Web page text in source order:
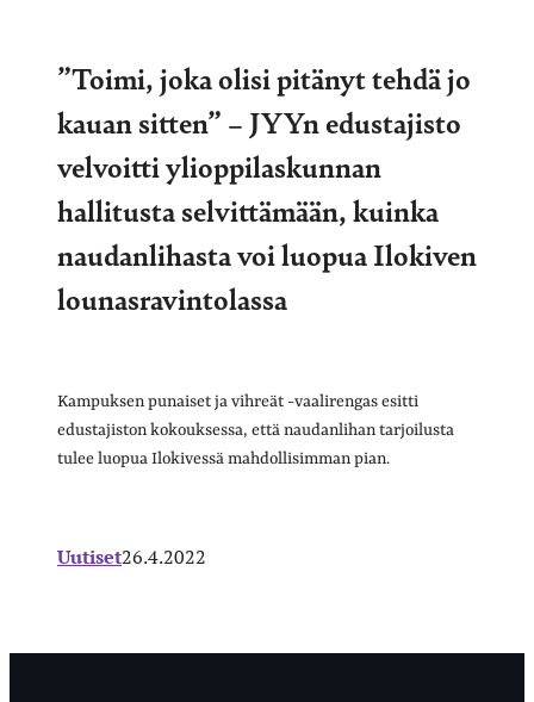
”Toimi, joka olisi pitänyt tehdä jo
kauan sitten” – JYYn edustajisto
velvoitti ylioppilaskunnan
hallitusta selvittämään, kuinka
naudanlihasta voi luopua Ilokiven
lounasravintolassa
Kampuksen punaiset ja vihreät -vaalirengas esitti
edustajiston kokouksessa, että naudanlihan tarjoilusta
tulee luopua Ilokivessä mahdollisimman pian.
Uutiset26.4.2022